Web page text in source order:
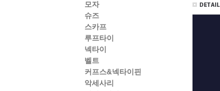
모자
슈즈
스카프
루프타이
넥타이
벨트
커프스&넥타이핀
악세사리